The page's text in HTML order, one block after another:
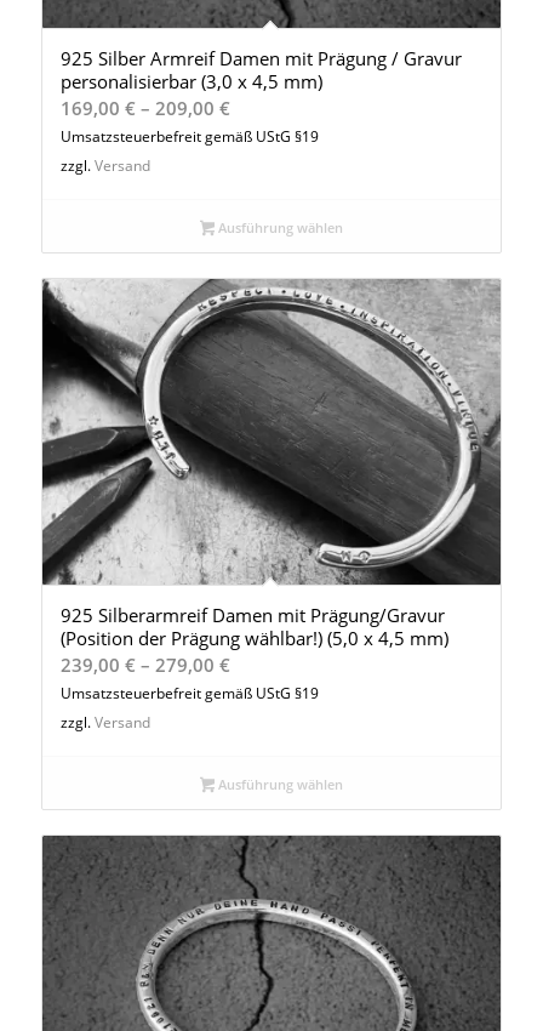
925 Silber Armreif Damen mit Prägung / Gravur
personalisierbar (3,0 x 4,5 mm)
169,00 € – 209,00 €Preisspanne:
169,00 €
Umsatzsteuerbefreit gemäß UStG §19
zzgl.Versand
Ausführung wählen
925 Silberarmreif Damen mit Prägung/Gravur
(Position der Prägung wählbar!) (5,0 x 4,5 mm)
239,00 € – 279,00 €Preisspanne:
239,00 €
Umsatzsteuerbefreit gemäß UStG §19
zzgl.Versand
Ausführung wählen